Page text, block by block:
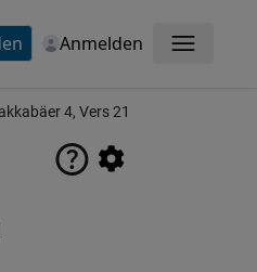
Anmelden Menü
4, Vers 21